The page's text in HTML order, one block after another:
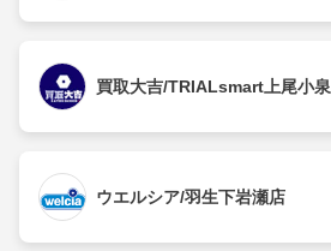
買取大吉/TRIALsmart上尾小
ウエルシア/羽生下岩瀬店